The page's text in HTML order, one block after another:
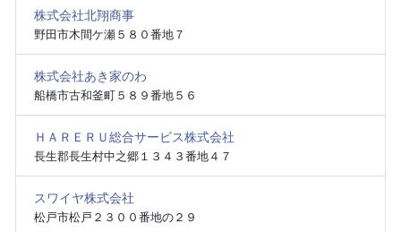
株式会社北翔商事
野田市木間ケ瀬５８０番地７
株式会社あき家のわ
船橋市古和釜町５８９番地５６
ＨＡＲＥＲＵ総合サービス株式会社
長生郡長生村中之郷１３４３番地４７
スワイヤ株式会社
松戸市松戸２３００番地の２９